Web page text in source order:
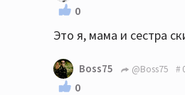
0
Это я, мама и сестра
Boss75 @Boss75
0